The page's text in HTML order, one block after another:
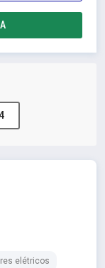
elétricos